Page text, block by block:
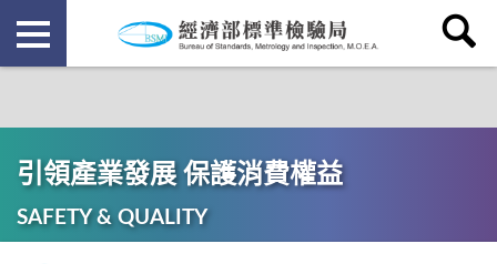
引領產業發展 保護消費權益
SAFETY & QUALITY